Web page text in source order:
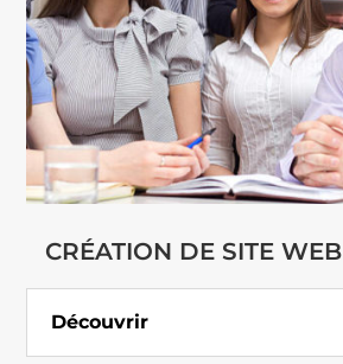
CRÉATION DE SITE WEB
Découvrir